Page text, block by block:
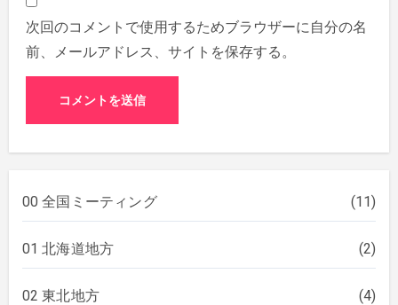
次回のコメントで使用するためブラウザーに自分の名
前、メールアドレス、サイトを保存する。
00 全国ミーティング (11)
01 北海道地方 (2)
02 東北地方 (4)